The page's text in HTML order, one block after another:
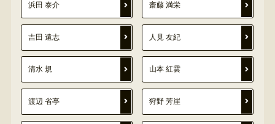
浜田 泰介 齋藤 満栄
吉田 遠志 人見 友紀
清水 規 山本 紅雲
渡辺 省亭 狩野 芳崖